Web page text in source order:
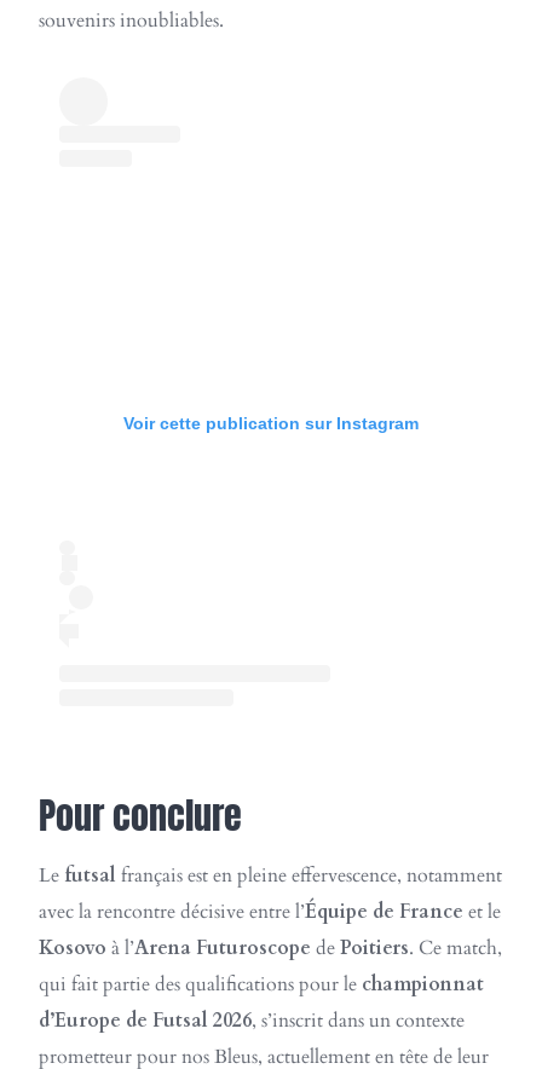
souvenirs inoubliables.
Voir cette publication sur Instagram
Pour conclure
Le futsal français est en pleine effervescence, notamment
avec la rencontre décisive entre l’Équipe de France et le
Kosovo à l’Arena Futuroscope dePoitiers. Ce match,
qui fait partie des qualifications pour le championnat
d’Europe de Futsal 2026, s’inscrit dans un contexte
prometteur pour nos Bleus, actuellement en tête de leur